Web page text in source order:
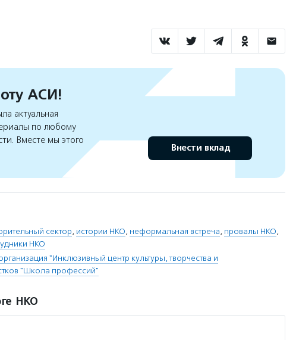
АСИ!
актуальная
по любому
Вместе мы этого
Внести вклад
сектор, истории НКО, неформальная встреча, провалы НКО,
НКО
"Инклюзивный центр культуры, творчества и
"Школа профессий"
НКО